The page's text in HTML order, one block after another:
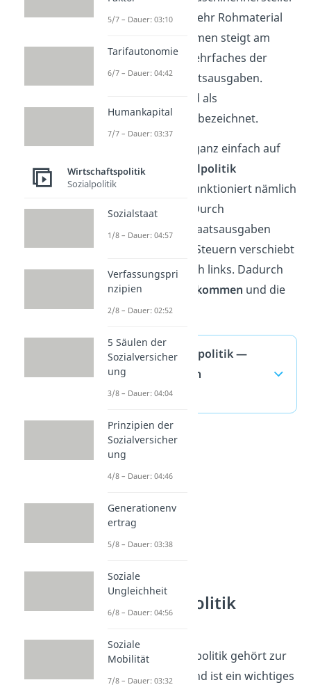
kaufen wiederum mehr Rohmaterial
etc. → Volkseinkommen steigt am
Ende also um ein Mehrfaches der
ursprünglichen Staatsausgaben.
Dieser Vorgang wird als
Multiplikatoreffekt
bezeichnet.
Das lässt sich auch ganz einfach auf
dierestriktive Fiskalpolitik
übertragen. Diese funktioniert nämlich
genau umgekehrt. Durch
Verringerung der Staatsausgaben
oder Erhöhung der Steuern verschiebt
sich die IS Kurve nach links. Dadurch
sinken das
Volkseinkommen und die
Zinsen .
Expansive Fiskalpolitik —
häufigste Fragen
(ausklappen)
Wirtschaftspolitik
verstehen
Die expansive Fiskalpolitik gehört zur
Wirtschaftspolitik und ist ein wichtiges
5/7 – Dauer: 03:10
Tarifautonomie
6/7 – Dauer: 04:42
Humankapital
7/7 – Dauer: 03:37
Wirtschaftspolitik
Sozialpolitik
Sozialstaat
1/8 – Dauer: 04:57
Verfassungspri
nzipien
2/8 – Dauer: 02:52
5 Säulen der
Sozialversicher
ung
3/8 – Dauer: 04:04
Prinzipien der
Sozialversicher
ung
4/8 – Dauer: 04:46
Generationenv
ertrag
5/8 – Dauer: 03:38
Soziale
Ungleichheit
6/8 – Dauer: 04:56
Soziale
Mobilität
7/8 – Dauer: 03:32